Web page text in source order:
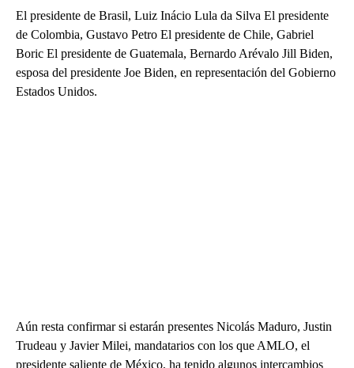
El presidente de Brasil, Luiz Inácio Lula da Silva El presidente
de Colombia, Gustavo Petro El presidente de Chile, Gabriel
Boric El presidente de Guatemala, Bernardo Arévalo Jill Biden,
esposa del presidente Joe Biden, en representación del Gobierno
Estados Unidos.
Aún resta confirmar si estarán presentes Nicolás Maduro, Justin
Trudeau y Javier Milei, mandatarios con los que AMLO, el
presidente saliente de México, ha tenido algunos intercambios